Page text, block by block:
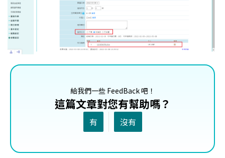
給我們一些 FeedBack 吧！
這篇文章對您有幫助嗎？
有 沒有